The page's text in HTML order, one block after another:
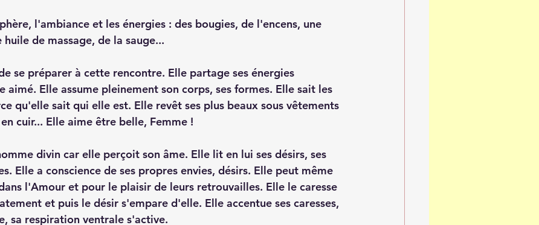
l'ambiance et les énergies : des bougies, de l'encens, une
de massage, de la sauge...
se préparer à cette rencontre. Elle partage ses énergies
aimé. Elle assume pleinement son corps, ses formes. Elle sait les
qu'elle sait qui elle est. Elle revêt ses plus beaux sous vêtements
cuir... Elle aime être belle, Femme !
divin car elle perçoit son âme. Elle lit en lui ses désirs, ses
Elle a conscience de ses propres envies, désirs. Elle peut même
l'Amour et pour le plaisir de leurs retrouvailles. Elle le caresse
et puis le désir s'empare d'elle. Elle accentue ses caresses,
sa respiration ventrale s'active.